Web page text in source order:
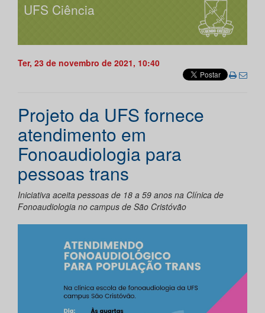
UFS Ciência
Ter, 23 de novembro de 2021, 10:40
Projeto da UFS fornece
atendimento em
Fonoaudiologia para
pessoas trans
Iniciativa aceita pessoas de 18 a 59 anos na Clínica de
Fonoaudiologia no campus de São Cristóvão